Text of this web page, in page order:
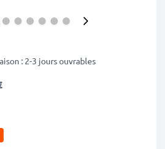
: 2-3 jours ouvrables